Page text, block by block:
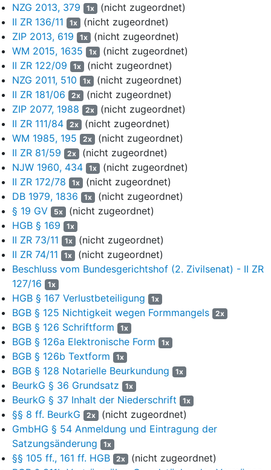
Die Kommanditisten/Treugeber haben das Recht, jederzeit die
Handelsbücher und Papiere der Gesellschaft selbst oder
durch einen Beauftragten, der von Berufs wegen zur
Verschwiegenheit verpflichtet ist, einzusehen sowie von den
geschäftsführenden Gesellschaftern oder von den mit der
Geschäftsführung beauftragten Dritten alle ihnen erforderlich
erscheinenden Auskünfte zu verlangen. Entstehende Kosten
trägt der Kommanditist/Treugeber.
§ 11 Gesellschafterversammlung
5. Die Gesellschafterversammlung wird durch den
Vorsitzenden des Beirats, bei dessen Verhinderung durch ein
anderes Beiratsmitglied geleitet. Der Leiter der
Gesellschafterversammlung hat eine
Versammlungsniederschrift zu bewirken und diese zu
unterschreiben.
7. Die Gesellschafterversammlung beschließt über alle durch
diesen Vertrag oder vom Gesetz zugewiesenen Aufgaben.
Hierzu gehören insbesondere:
g. Änderung des Gesellschaftsvertrages;
h. Änderung der Rechtsform des Unternehmens;
i. Übertragung des Unternehmens im Ganzen;
k. Auflösung des Unternehmens;
l. Ausschluss von Gesellschaftern aus wichtigen Gründen.
9. Beschlüsse der Gesellschafterversammlung werden mit
einfacher Mehrheit der anwesenden bzw. vertretenen
Stimmen gefasst…. Die in Ziffer 7 Buchstabe g, h, i, k und l
geregelten Maßnahmen können nur mit einer Mehrheit von
drei Vierteln aller anwesenden bzw. vertretenen Stimmen
gefasst werden und bedürfen außerdem der Zustimmung der
NZG 2013, 379
1x (nicht zugeordnet)
II ZR 136/11
1x (nicht zugeordnet)
ZIP 2013, 619
1x (nicht zugeordnet)
WM 2015, 1635
1x (nicht zugeordnet)
II ZR 122/09
1x (nicht zugeordnet)
NZG 2011, 510
1x (nicht zugeordnet)
II ZR 181/06
2x (nicht zugeordnet)
ZIP 2077, 1988
2x (nicht zugeordnet)
II ZR 111/84
2x (nicht zugeordnet)
WM 1985, 195
2x (nicht zugeordnet)
II ZR 81/59
2x (nicht zugeordnet)
NJW 1960, 434
1x (nicht zugeordnet)
II ZR 172/78
1x (nicht zugeordnet)
DB 1979, 1836
1x (nicht zugeordnet)
§ 19 GV
5x (nicht zugeordnet)
HGB § 169
1x
II ZR 73/11 1x (nicht zugeordnet)
II ZR 74/11
1x (nicht zugeordnet)
Beschluss vom Bundesgerichtshof (2. Zivilsenat) - II ZR
127/16
1x
HGB § 167 Verlustbeteiligung 1x
BGB § 125 Nichtigkeit wegen Formmangels 2x
BGB § 126 Schriftform 1x
BGB § 126a Elektronische Form 1x
BGB § 126b Textform 1x
BGB § 128 Notarielle Beurkundung 1x
BeurkG § 36 Grundsatz 1x
BeurkG § 37 Inhalt der Niederschrift 1x
§§ 8 ff. BeurkG 2x (nicht zugeordnet)
GmbHG § 54 Anmeldung und Eintragung der
Satzungsänderung
1x
§§ 105 ff., 161 ff. HGB 2x (nicht zugeordnet)